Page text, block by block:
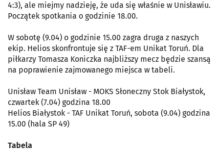
4:3), ale miejmy nadzieję, że uda się właśnie w Unisławiu.
Początek spotkania o godzinie 18.00.
W sobotę (9.04) o godzinie 15.00 zagra druga z naszych
ekip. Helios skonfrontuje się z TAF-em Unikat Toruń. Dla
piłkarzy Tomasza Koniczka najbliższy mecz będzie szansą
na poprawienie zajmowanego miejsca w tabeli.
Unisław Team Unisław - MOKS Słoneczny Stok Białystok,
czwartek (7.04) godzina 18.00
Helios Białystok - TAF Unikat Toruń, sobota (9.04) godzina
15.00 (hala SP 49)
Tabela